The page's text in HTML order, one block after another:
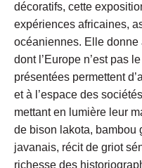
décoratifs, cette
expériences africaines,
océaniennes. Elle donne
dont l’Europe n’est pas
présentées permettent
et à l’espace des
mettant en lumière leur
de bison lakota, bambou
javanais, récit de griot
richesse des